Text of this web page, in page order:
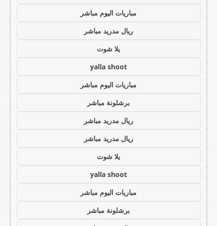
مباريات اليوم مباشر
ريال مدريد مباشر
يلا شوت
yalla shoot
مباريات اليوم مباشر
برشلونة مباشر
ريال مدريد مباشر
ريال مدريد مباشر
يلا شوت
yalla shoot
مباريات اليوم مباشر
برشلونة مباشر